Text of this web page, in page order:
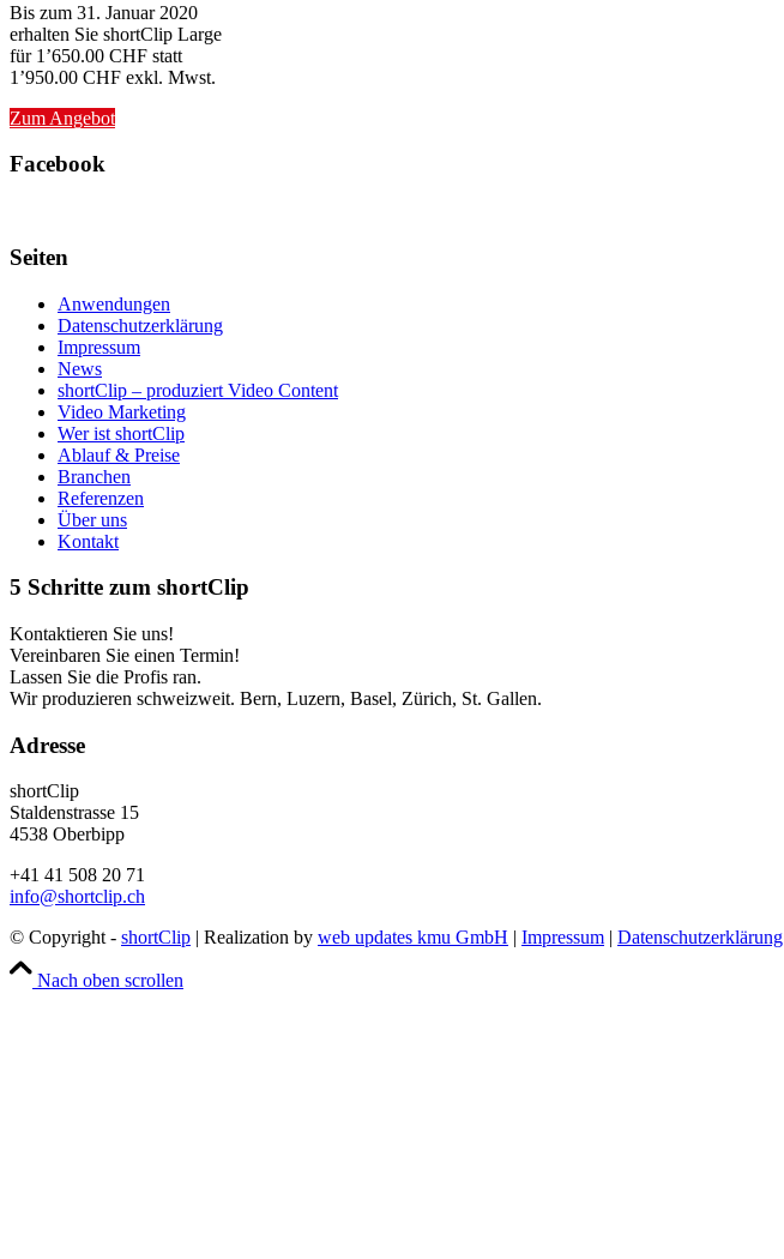
Bis zum 31. Januar 2020
erhalten Sie shortClip Large
für 1’650.00 CHF statt
1’950.00 CHF exkl. Mwst.
Zum Angebot
Facebook
Seiten
Anwendungen
Datenschutzerklärung
Impressum
News
shortClip – produziert Video Content
Video Marketing
Wer ist shortClip
Ablauf & Preise
Branchen
Referenzen
Über uns
Kontakt
5 Schritte zum shortClip
Kontaktieren Sie uns!
Vereinbaren Sie einen Termin!
Lassen Sie die Profis ran.
Wir produzieren schweizweit. Bern, Luzern, Basel, Zürich, St. Gallen.
Adresse
shortClip
Staldenstrasse 15
4538 Oberbipp
+41 41 508 20 71
info@shortclip.ch
© Copyright - shortClip | Realization by web updates kmu GmbH | Impressum | Datenschutzerklärung
Nach oben scrollen